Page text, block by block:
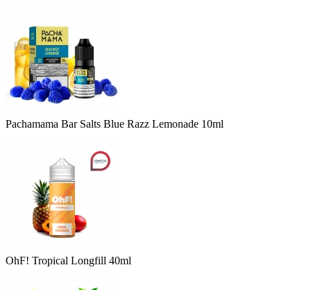
Pachamama Bar Salts Blue Razz Lemonade 10ml
OhF! Tropical Longfill 40ml